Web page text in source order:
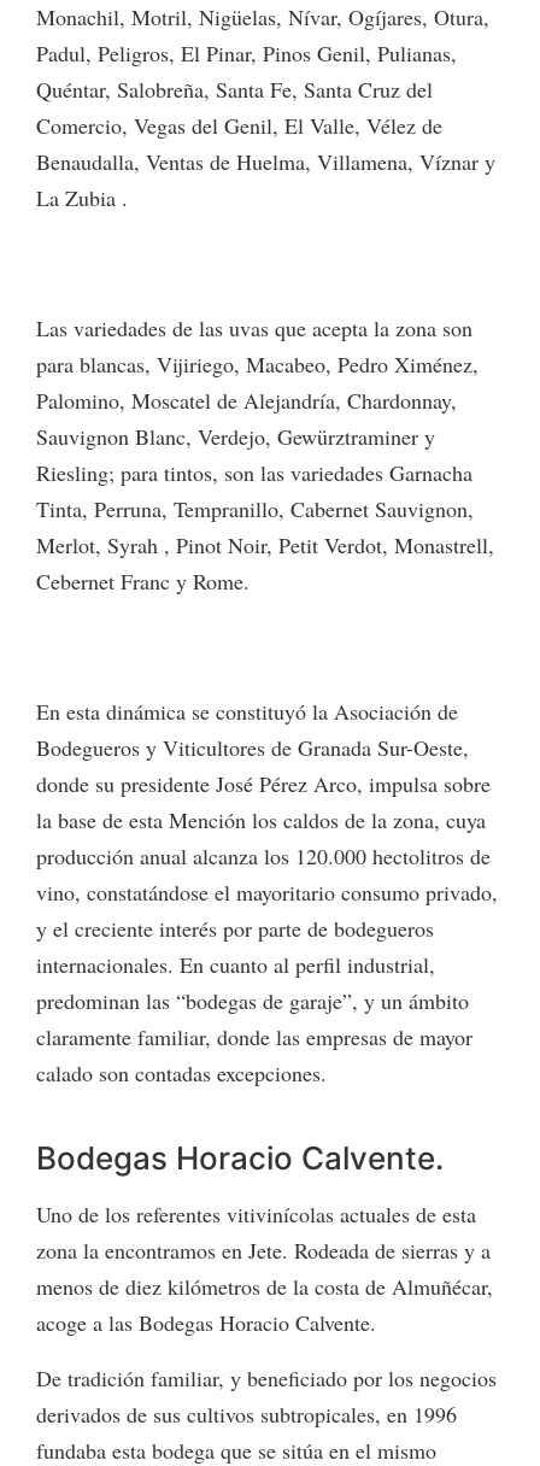
Monachil, Motril, Nigüelas, Nívar, Ogíjares, Otura,
Padul, Peligros, El Pinar, Pinos Genil, Pulianas,
Quéntar, Salobreña, Santa Fe, Santa Cruz del
Comercio, Vegas del Genil, El Valle, Vélez de
Benaudalla, Ventas de Huelma, Villamena, Víznar y
La Zubia .
Las variedades de las uvas que acepta la zona son
para blancas, Vijiriego, Macabeo, Pedro Ximénez,
Palomino, Moscatel de Alejandría, Chardonnay,
Sauvignon Blanc, Verdejo, Gewürztraminer y
Riesling; para tintos, son las variedades Garnacha
Tinta, Perruna, Tempranillo, Cabernet Sauvignon,
Merlot, Syrah , Pinot Noir, Petit Verdot, Monastrell,
Cebernet Franc y Rome.
En esta dinámica se constituyó la Asociación de
Bodegueros y Viticultores de Granada Sur-Oeste,
donde su presidente José Pérez Arco, impulsa sobre
la base de esta Mención los caldos de la zona, cuya
producción anual alcanza los 120.000 hectolitros de
vino, constatándose el mayoritario consumo privado,
y el creciente interés por parte de bodegueros
internacionales. En cuanto al perfil industrial,
predominan las “bodegas de garaje”, y un ámbito
claramente familiar, donde las empresas de mayor
calado son contadas excepciones.
Bodegas Horacio Calvente.
Uno de los referentes vitivinícolas actuales de esta
zona la encontramos en Jete. Rodeada de sierras y a
menos de diez kilómetros de la costa de Almuñécar,
acoge a las Bodegas Horacio Calvente.
De tradición familiar, y beneficiado por los negocios
derivados de sus cultivos subtropicales, en 1996
fundaba esta bodega que se sitúa en el mismo